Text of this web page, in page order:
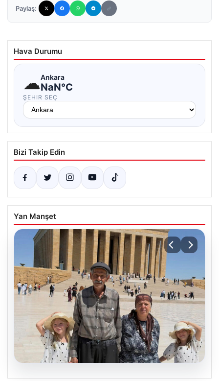
Paylaş:
Hava Durumu
☁Ankara
NaN°C
ŞEHIR SEÇ
Bizi Takip Edin
Yan Manşet
05.08.2026